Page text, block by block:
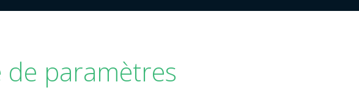
paramètres